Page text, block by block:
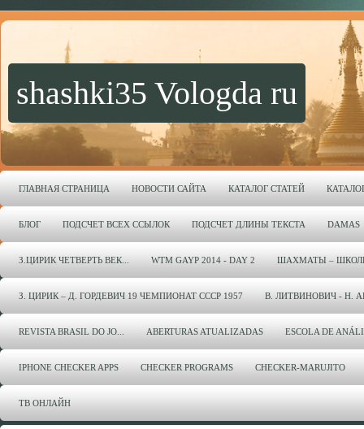
shashki35 Vologda ru
ГЛАВНАЯ СТРАНИЦА НОВОСТИ САЙТА КАТАЛОГ СТАТЕЙ
БЛОГ ПОДСЧЕТ ВСЕХ ССЫЛОК ПОДСЧЕТ ДЛИНЫ ТЕКСТА DAMAS
З.ЦИРИК ЧЕТВЕРТЬ ВЕК... WTM GAYP 2014 - DAY 2 ШАХМАТЫ –
З. ЦИРИК – Д. ГОРДЕВИЧ 19 ЧЕМПИОНАТ СССР 1957 В. ЛИТВИНОВИЧ - Н.
REVISTA BRASIL DO JO... ABERTURAS ATUALIZADAS ESCOLA DE
IPHONE CHECKER APPS CHECKER PROGRAMS CHECKER-MARUJITO
ТВ ОНЛАЙН